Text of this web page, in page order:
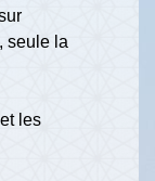
seule la
les